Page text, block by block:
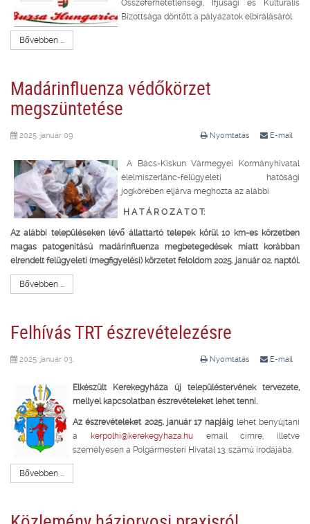
Összeférhetetlenségi, Ifjúsági és Kulturális
Bizottsága döntött a pályázatok elbírálásáról.
Bővebben ...
Madárinfluenza védőkörzet
megszüntetése
Nyomtatás E-mail
2025. január 09.
A Bács-Kiskun Vármegyei Kormányhivatal
élelmiszerlánc-felügyeleti hatósági
jogkörében eljárva meghozta az alábbi
H A T Á R O Z A T O T:
Az alábbi településeken lévő állattartó telepek körül 10 km-es körzetben
magas patogenitású madárinfluenza megbetegedések miatt korábban
elrendeltfelügyeleti (megfigyelési) körzetet feloldom 2025. január 02. naptól.
Bővebben ...
Felhívás TRT észrevételezésre
Nyomtatás E-mail
2025. január 03.
Elkészült Kerekegyháza új településtervének tervezete,
mellyel kapcsolatban észrevételeket lehet tenni.
Az észrevételeket 2025. január 17 napjáig lehet benyújtani
a kerpolhi@kerekegyhaza.huemail címre, illetve
személyesen a Polgármesteri Hivatal 13. számú irodájába.
Bővebben ...